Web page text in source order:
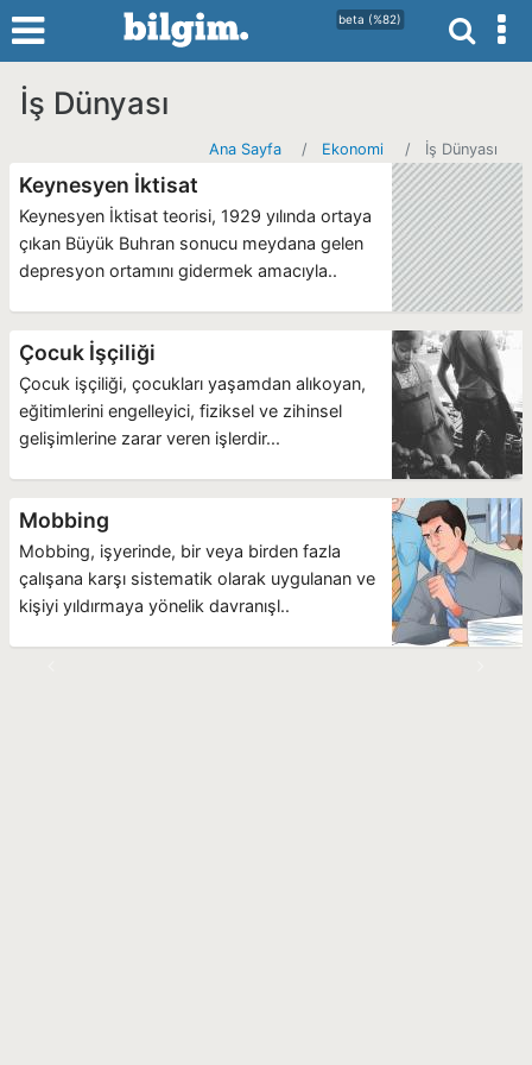
beta (%82)
İş Dünyası
Ana Sayfa Ekonomi İş Dünyası
Keynesyen İktisat
Keynesyen İktisat teorisi, 1929 yılında ortaya
çıkan Büyük Buhran sonucu meydana gelen
depresyon ortamını gidermek amacıyla..
Çocuk İşçiliği
Çocuk işçiliği, çocukları yaşamdan alıkoyan,
eğitimlerini engelleyici, fiziksel ve zihinsel
gelişimlerine zarar veren işlerdir...
Mobbing
Mobbing, işyerinde, bir veya birden fazla
çalışana karşı sistematik olarak uygulanan ve
kişiyi yıldırmaya yönelik davranışl..